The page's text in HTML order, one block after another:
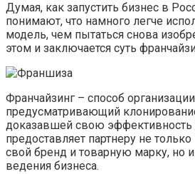
Думая, как запустить бизнес в
понимают, что намного легче
модель, чем пытаться снова
этом и заключается суть
Франчайзинг – способ
предусматривающий
доказавшей свою эффективность
предоставляет партнеру не
свой бренд и товарную марку, но
ведения бизнеса.